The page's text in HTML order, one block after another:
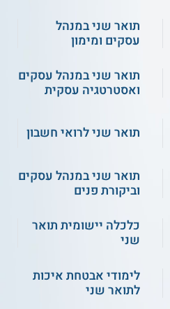
שירות אישי חינם
תואר שני במנהל
עסקים ומימון
תואר שני במנהל עסקים
ואסטרטגיה עסקית
תואר שני לרואי חשבון
תואר שני במנהל עסקים
וביקורת פנים
כלכלה יישומית תואר
שני
לימודי אבטחת איכות
לתואר שני